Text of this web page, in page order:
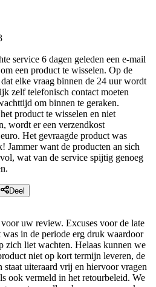
service 6 dagen geleden een e-mail
een product te wisselen. Op de
elke vraag binnen de 24 uur wordt
zelf telefonisch contact moeten
om binnen te geraken.
product te wisselen en niet
wordt er een verzendkost
Het gevraagde product was
Jammer want de producten an sich
wat van de service spijtig genoeg
Deel
uw review. Excuses voor de late
in de periode erg druk waardoor
zich liet wachten. Helaas kunnen we
niet op kort termijn leveren, de
staat uiteraard vrij en hiervoor vragen
ook vermeld in het retourbeleid. We